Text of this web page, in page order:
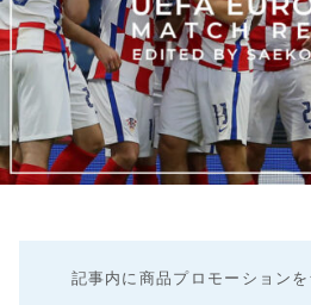
記事内に商品プロモーション